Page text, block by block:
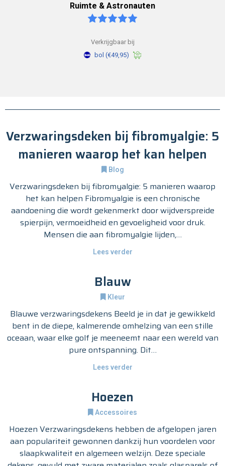
Ruimte & Astronauten
Verkrijgbaar bij
bol (€49,95)
Verzwaringsdeken bij fibromyalgie: 5
manieren waarop het kan helpen
Blog
Verzwaringsdeken bij fibromyalgie: 5 manieren waarop
het kan helpen Fibromyalgie is een chronische
aandoening die wordt gekenmerkt door wijdverspreide
spierpijn, vermoeidheid en gevoeligheid voor druk.
Mensen die aan fibromyalgie lijden,…
Lees verder
Blauw
Kleur
Blauwe verzwaringsdekens Beeld je in dat je gewikkeld
bent in de diepe, kalmerende omhelzing van een stille
oceaan, waar elke golf je meeneemt naar een wereld van
pure ontspanning. Dit…
Lees verder
Hoezen
Accessoires
Hoezen Verzwaringsdekens hebben de afgelopen jaren
aan populariteit gewonnen dankzij hun voordelen voor
slaapkwaliteit en algemeen welzijn. Deze speciale